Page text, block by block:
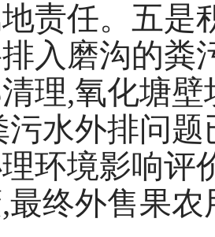
责任。五是
入磨沟的粪
理,氧化塘
污水外排问
环境影响评
最终外售果